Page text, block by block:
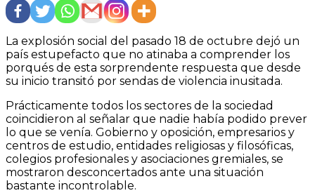
La explosión social del pasado 18 de octubre dejó un
país estupefacto que no atinaba a comprender los
porqués de esta sorprendente respuesta que desde
su inicio transitó por sendas de violencia inusitada.
Prácticamente todos los sectores de la sociedad
coincidieron al señalar que nadie había podido prever
lo que se venía. Gobierno y oposición, empresarios y
centros de estudio, entidades religiosas y filosóficas,
colegios profesionales y asociaciones gremiales, se
mostraron desconcertados ante una situación
bastante incontrolable.